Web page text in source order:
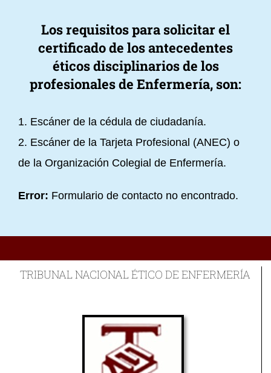
Los requisitos para solicitar el
certificado de los antecedentes
éticos disciplinarios de los
profesionales de Enfermería, son:
1. Escáner de la cédula de ciudadanía.
2. Escáner de la Tarjeta Profesional (ANEC) o
de la Organización Colegial de Enfermería.
Error: Formulario de contacto no encontrado.
TRIBUNAL NACIONAL ÉTICO DE ENFERMERÍA